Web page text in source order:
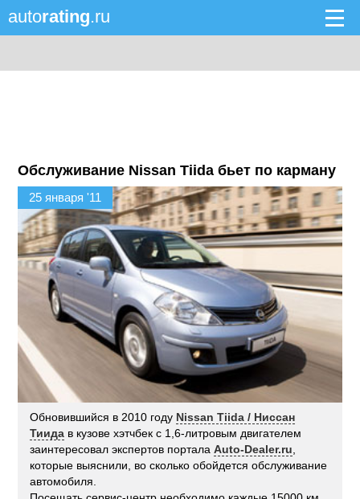
autorating.ru
Обслуживание Nissan Tiida бьет по карману
25 января '11
Обновившийся в 2010 году Nissan Tiida / Ниссан
Тиида в кузове хэтчбек с 1,6-литровым двигателем
заинтересовал экспертов порталаAuto-Dealer.ru
которые выяснили, во сколько обойдется обслуживание
автомобиля.